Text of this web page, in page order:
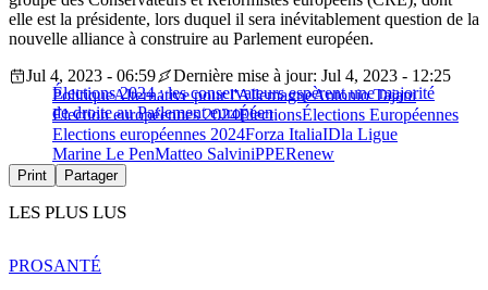
elle est la présidente, lors duquel il sera inévitablement question de la
nouvelle alliance à construire au Parlement européen.
Élections 2024 : les conservateurs espèrent une majorité
de droite au Parlement européen
Jul 4, 2023 - 06:59
Dernière mise à jour: Jul 4, 2023 - 12:25
PolitiqueAlternative pour l'AllemagneAntonio Tajani
Election européennes 2024ÉlectionsÉlections Européennes
Elections européennes 2024Forza ItaliaIDla Ligue
Marine Le PenMatteo SalviniPPERenew
Print Partager
LES PLUS LUS
PROSANTÉ